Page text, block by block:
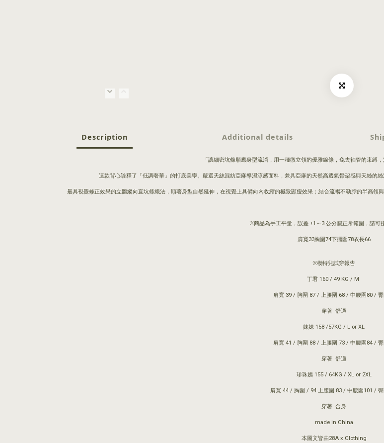
Description Additional details
「讓細密坑條順應身型流淌，用一種微立領的優雅線條，免去袖管的束縛
這款背心詮釋了「低調奢華」的打底美學。嚴選天絲混紡亞麻導濕涼感面料，兼具亞麻的天然高透氣骨架感與天絲的
最具視覺修正效果的立體縱向直坑條織法，順著身型自然延伸，在視覺上具備向內收縮的極致顯瘦效果；結合流暢不勒脖的半高領
※商品為手工平量，誤差 ±1～3 公分屬正常範圍，請可
肩寬33胸圍74下擺圍78衣長66
※模特兒試穿報告
丁君 160 / 49 KG / M
肩寬 39 / 胸圍 87 / 上腰圍 68 / 中腰圍80 /
穿著 舒適
妹妹 158 /57KG / L or XL
肩寬 41 / 胸圍 88 / 上腰圍 73 / 中腰圍84 /
穿著 舒適
珍珠姨 155 / 64KG / XL or 2XL
肩寬 44 / 胸圍 / 94 上腰圍 83 / 中腰圍101 /
穿著 合身
made in China
本圖文皆由28A x Clothing